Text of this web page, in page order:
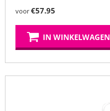
voor€57.95
IN WINKELWAGEN